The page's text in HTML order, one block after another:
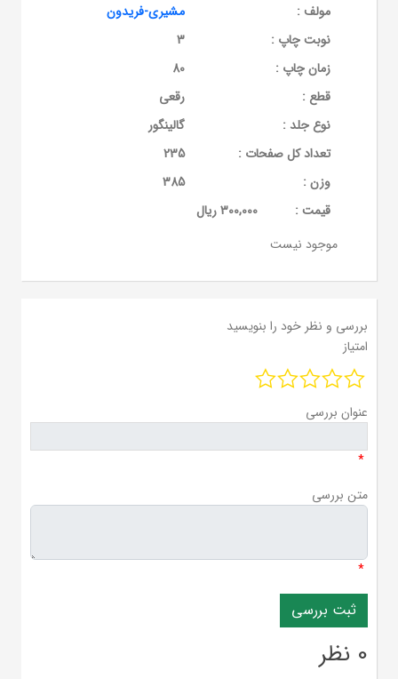
مولف :
مشیری-فریدون
نوبت چاپ :
3
زمان چاپ :
80
قطع :
رقعی
نوع جلد :
گالینگور
تعداد کل صفحات :
235
وزن :
385
قيمت :
300,000 ریال
موجود نیست
بررسی و نظر خود را بنویسید
امتیاز
عنوان بررسی
*
متن بررسی
*
0 نظر